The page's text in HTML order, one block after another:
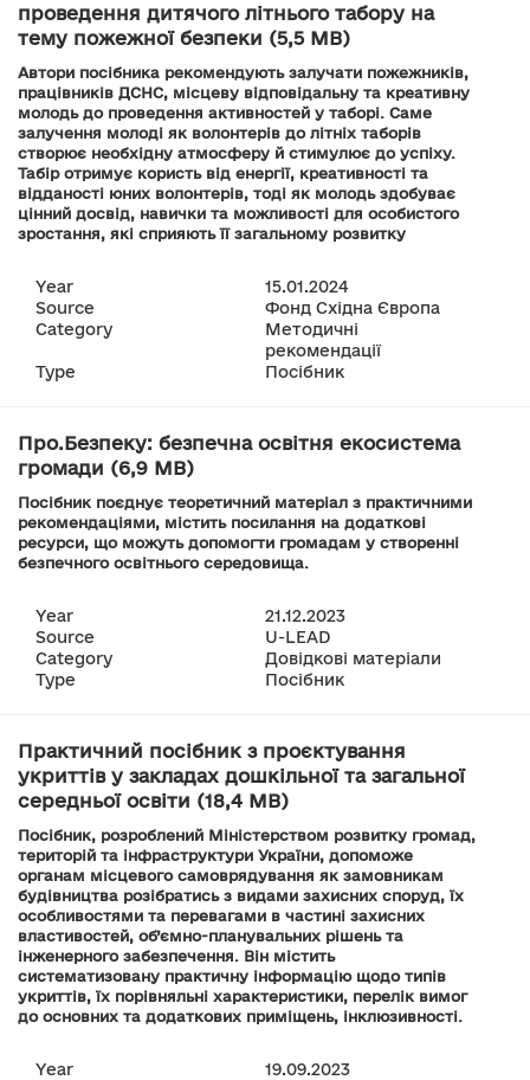
проведення дитячого літнього табору на
тему пожежної безпеки (5,5 MB)
Автори посібника рекомендують залучати пожежників,
працівників ДСНС, місцеву відповідальну та креативну
молодь до проведення активностей у таборі. Саме
залучення молоді як волонтерів до літніх таборів
створює необхідну атмосферу й стимулює до успіху.
Табір отримує користь від енергії, креативності та
відданості юних волонтерів, тоді як молодь здобуває
цінний досвід, навички та можливості для особистого
зростання, які сприяють її загальному розвитку
Year
15.01.2024
Source
Фонд Східна Європа
Category
Методичні
рекомендації
Type
Посібник
Про.Безпеку: безпечна освітня екосистема
громади (6,9 MB)
Посібник поєднує теоретичний матеріал з практичними
рекомендаціями, містить посилання на додаткові
ресурси, що можуть допомогти громадам у створенні
безпечного освітнього середовища.
Year
21.12.2023
Source
U-LEAD
Category
Довідкові матеріали
Type
Посібник
Практичний посібник з проєктування
укриттів у закладах дошкільної та загальної
середньої освіти (18,4 MB)
Посібник, розроблений Міністерством розвитку громад,
територій та інфраструктури України, допоможе
органам місцевого самоврядування як замовникам
будівництва розібратись з видами захисних споруд, їх
особливостями та перевагами в частині захисних
властивостей, об’ємно-планувальних рішень та
інженерного забезпечення. Він містить
систематизовану практичну інформацію щодо типів
укриттів, їх порівняльні характеристики, перелік вимог
до основних та додаткових приміщень, інклюзивності.
Year
19.09.2023